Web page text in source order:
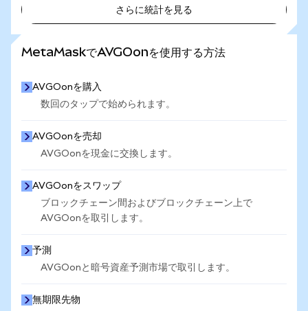
さらに統計を見る
MetaMaskでAVGOonを使用する方法
AVGOonを購入
数回のタップで始められます。
AVGOonを売却
AVGOonを現金に交換します。
AVGOonをスワップ
ブロックチェーン間およびブロックチェーン上で
AVGOonを取引します。
予測
AVGOonと暗号資産予測市場で取引します。
無期限先物